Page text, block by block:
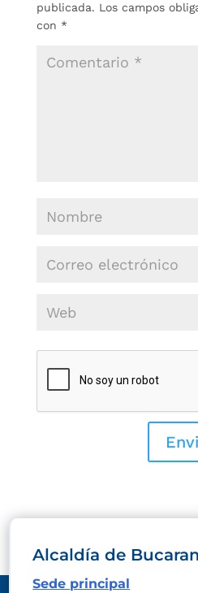
publicada. Los campos
con *
Alcaldía de
Sede principal